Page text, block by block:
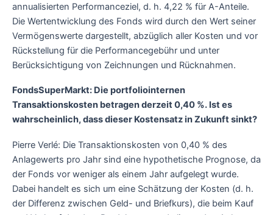
annualisierten Performanceziel, d. h. 4,22 % für A-Anteile.
Die Wertentwicklung des Fonds wird durch den Wert seiner
Vermögenswerte dargestellt, abzüglich aller Kosten und vor
Rückstellung für die Performancegebühr und unter
Berücksichtigung von Zeichnungen und Rücknahmen.
FondsSuperMarkt: Die portfoliointernen
Transaktionskosten betragen derzeit 0,40 %. Ist es
wahrscheinlich, dass dieser Kostensatz in Zukunft sinkt?
Pierre Verlé: Die Transaktionskosten von 0,40 % des
Anlagewerts pro Jahr sind eine hypothetische Prognose, da
der Fonds vor weniger als einem Jahr aufgelegt wurde.
Dabei handelt es sich um eine Schätzung der Kosten (d. h.
der Differenz zwischen Geld- und Briefkurs), die beim Kauf